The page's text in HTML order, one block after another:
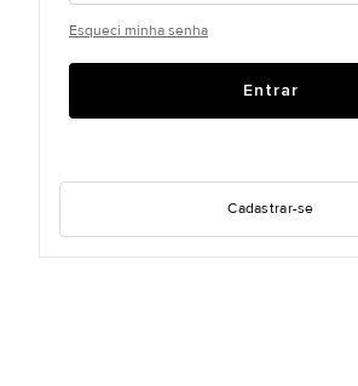
Esqueci minha senha
Entrar
Cadastrar-se